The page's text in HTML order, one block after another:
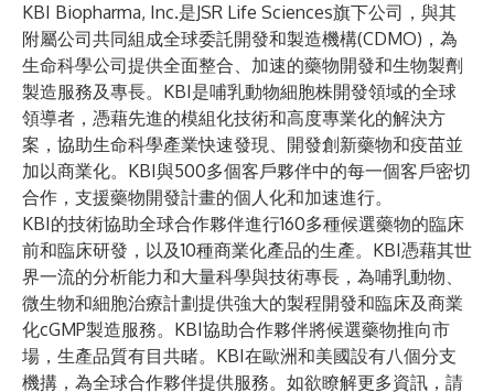
KBI Biopharma, Inc.是JSR Life Sciences旗下公司，與其
附屬公司共同組成全球委託開發和製造機構(CDMO)，為
生命科學公司提供全面整合、加速的藥物開發和生物製劑
製造服務及專長。KBI是哺乳動物細胞株開發領域的全球
領導者，憑藉先進的模組化技術和高度專業化的解決方
案，協助生命科學產業快速發現、開發創新藥物和疫苗並
加以商業化。KBI與500多個客戶夥伴中的每一個客戶密切
合作，支援藥物開發計畫的個人化和加速進行。
KBI的技術協助全球合作夥伴進行160多種候選藥物的臨床
前和臨床研發，以及10種商業化產品的生產。KBI憑藉其世
界一流的分析能力和大量科學與技術專長，為哺乳動物、
微生物和細胞治療計劃提供強大的製程開發和臨床及商業
化cGMP製造服務。KBI協助合作夥伴將候選藥物推向市
場，生產品質有目共睹。KBI在歐洲和美國設有八個分支
機搆，為全球合作夥伴提供服務。如欲瞭解更多資訊，請